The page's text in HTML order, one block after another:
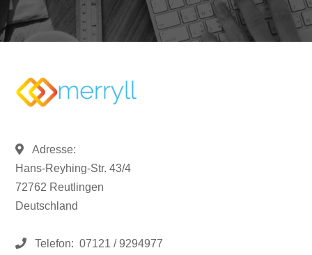
Adresse:
Hans-Reyhing-Str. 43/4
72762 Reutlingen
Deutschland
Telefon: 07121 / 9294977